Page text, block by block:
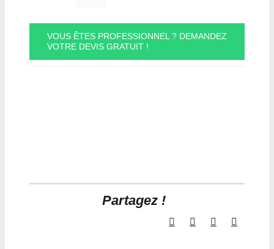
VOUS ÊTES PROFESSIONNEL ? DEMANDEZ
VOTRE DEVIS GRATUIT !
Partagez !